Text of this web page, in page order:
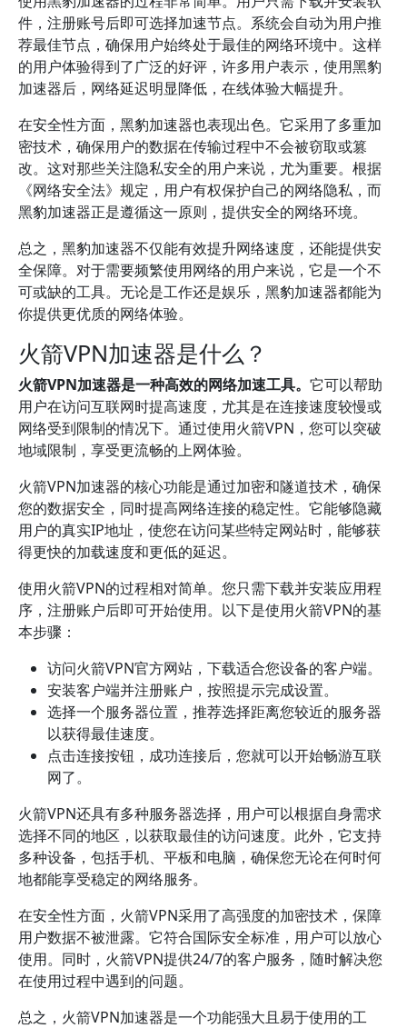
件，注册账号后即可选择加速节点。系统会自动为用户推
荐最佳节点，确保用户始终处于最佳的网络环境中。这样
的用户体验得到了广泛的好评，许多用户表示，使用黑豹
加速器后，网络延迟明显降低，在线体验大幅提升。
在安全性方面，黑豹加速器也表现出色。它采用了多重加
密技术，确保用户的数据在传输过程中不会被窃取或篡
改。这对那些关注隐私安全的用户来说，尤为重要。根据
《网络安全法》规定，用户有权保护自己的网络隐私，而
黑豹加速器正是遵循这一原则，提供安全的网络环境。
总之，黑豹加速器不仅能有效提升网络速度，还能提供安
全保障。对于需要频繁使用网络的用户来说，它是一个不
可或缺的工具。无论是工作还是娱乐，黑豹加速器都能为
你提供更优质的网络体验。
火箭VPN加速器是什么？
火箭VPN加速器是一种高效的网络加速工具。 它可以帮助
用户在访问互联网时提高速度，尤其是在连接速度较慢或
网络受到限制的情况下。通过使用火箭VPN，您可以突破
地域限制，享受更流畅的上网体验。
火箭VPN加速器的核心功能是通过加密和隧道技术，确保
您的数据安全，同时提高网络连接的稳定性。它能够隐藏
用户的真实IP地址，使您在访问某些特定网站时，能够获
得更快的加载速度和更低的延迟。
使用火箭VPN的过程相对简单。您只需下载并安装应用程
序，注册账户后即可开始使用。以下是使用火箭VPN的基
本步骤：
访问火箭VPN官方网站，下载适合您设备的客户端。
安装客户端并注册账户，按照提示完成设置。
选择一个服务器位置，推荐选择距离您较近的服务器
以获得最佳速度。
点击连接按钮，成功连接后，您就可以开始畅游互联
网了。
火箭VPN还具有多种服务器选择，用户可以根据自身需求
选择不同的地区，以获取最佳的访问速度。此外，它支持
多种设备，包括手机、平板和电脑，确保您无论在何时何
地都能享受稳定的网络服务。
在安全性方面，火箭VPN采用了高强度的加密技术，保障
用户数据不被泄露。它符合国际安全标准，用户可以放心
使用。同时，火箭VPN提供24/7的客户服务，随时解决您
在使用过程中遇到的问题。
总之，火箭VPN加速器是一个功能强大且易于使用的工